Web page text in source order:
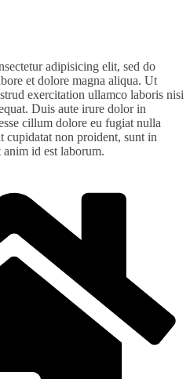
adipisicing elit, sed do
et dolore magna aliqua. Ut
exercitation ullamco laboris nisi
Duis aute irure dolor in
cillum dolore eu fugiat nulla
cupidatat non proident, sunt in
id est laborum.